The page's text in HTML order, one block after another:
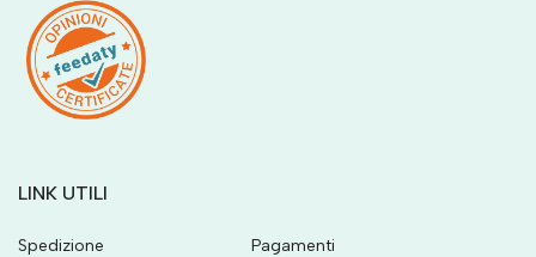
LINK UTILI
Spedizione
Pagamenti